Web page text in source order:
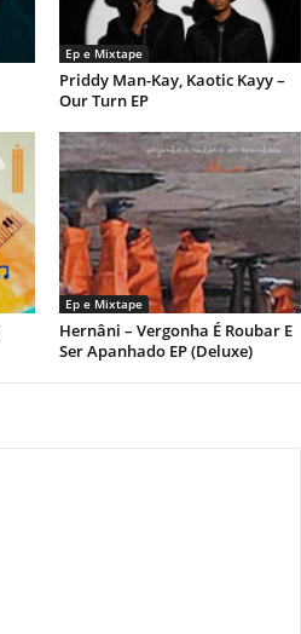
Ep e Mixtape
Priddy Man-Kay, Kaotic Kayy –
Our Turn EP
Ep e Mixtape
Hernâni – Vergonha É Roubar E
Ser Apanhado EP (Deluxe)